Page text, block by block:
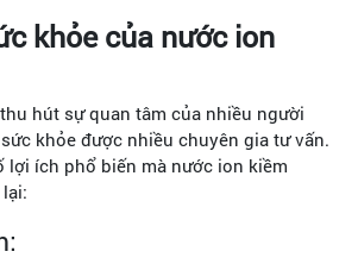
khỏe của nước ion
hút sự quan tâm của nhiều người
khỏe được nhiều chuyên gia tư vấn.
lợi ích phổ biến mà nước ion kiềm